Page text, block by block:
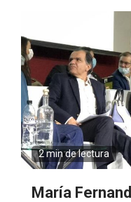
2 min de lectura
María